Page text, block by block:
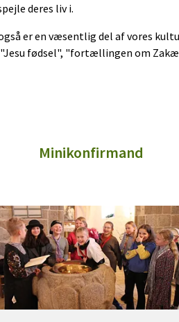
deres liv i.
er en væsentlig del af vores
fødsel", "fortællingen om
Minikonfirmand